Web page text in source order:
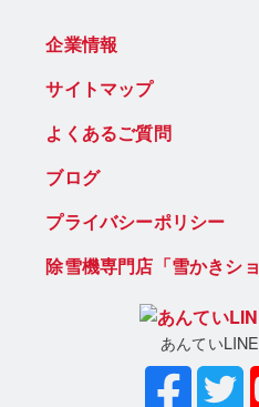
企業情報
サイトマップ
よくあるご質問
ブログ
プライバシーポリシー
除雪機専門店「雪かきショ
あんてい